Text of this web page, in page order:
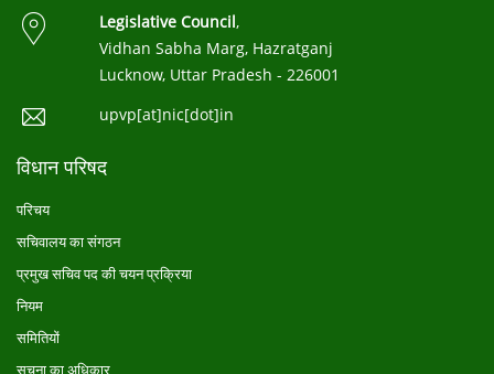
Legislative Council,
Vidhan Sabha Marg, Hazratganj
Lucknow, Uttar Pradesh - 226001
upvp[at]nic[dot]in
विधान परिषद
परिचय
सचिवालय का संगठन
प्रमुख सचिव पद की चयन प्रक्रिया
नियम
समितियों
सूचना का अधिकार